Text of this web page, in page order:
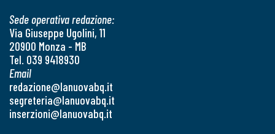
Sede operativa redazione:
Via Giuseppe Ugolini, 11
20900 Monza - MB
Tel. 039 9418930
Email
redazione@lanuovabq.it
segreteria@lanuovabq.it
inserzioni@lanuovabq.it